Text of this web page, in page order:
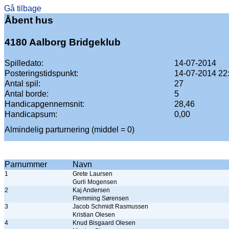
Gå tilbage
Åbent hus
4180 Aalborg Bridgeklub
Spilledato:
14-07-2014
Posteringstidspunkt:
14-07-2014
Antal spil:
27
Antal borde:
5
Handicapgennemsnit:
28,46
Handicapsum:
0,00
Almindelig parturnering (middel = 0)
Parnummer Navn
1 Grete Laursen
Gurli Mogensen
2
Kaj Andersen
Flemming Sørensen
3
Jacob Schmidt Rasmussen
Kristian Olesen
4
Knud Bisgaard Olesen